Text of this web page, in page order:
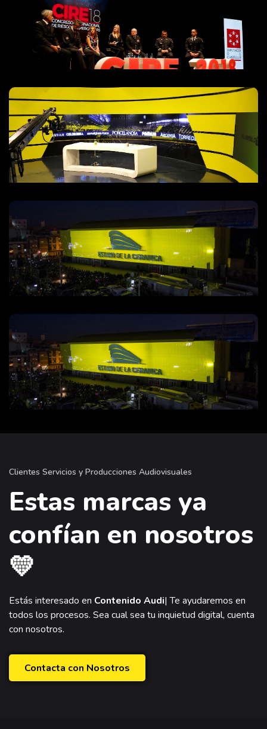
Clientes Servicios y Producciones Audiovisuales
Estas marcas ya
confían en nosotros
💛
Estás interesado en Contenido Audiovisual?|Te
ayudaremos en todos los procesos. Sea cual sea tu
inquietud digital, cuenta con nosotros.
Contacta con Nosotros